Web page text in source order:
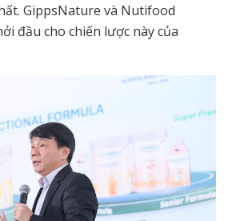
GippsNature và Nutifood
đầu cho chiến lược này của